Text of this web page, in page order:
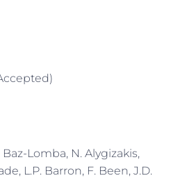
Lomba, N. Alygizakis,
L.P. Barron, F. Been, J.D.